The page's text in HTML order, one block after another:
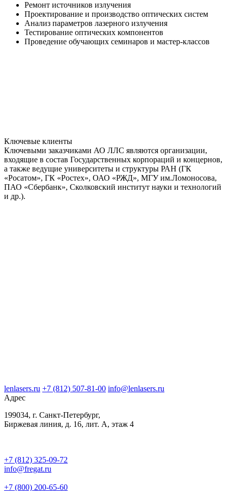
Ремонт источников излучения
Проектирование и производство оптических систем
Анализ параметров лазерного излучения
Тестирование оптических компонентов
Проведение обучающих семинаров и мастер-классов
Ключевые клиенты
Ключевыми заказчиками АО ЛЛС являются организации,
входящие в состав Государственных корпораций и концернов,
а также ведущие университеты и структуры РАН (ГК
«Росатом», ГК «Ростех», ОАО «РЖД», МГУ им.Ломоносова,
ПАО «Сбербанк», Сколковский институт науки и технологий
и др.).
lenlasers.ru +7 (812) 507-81-00 info@lenlasers.ru
Адрес
199034, г. Санкт-Петербург,
Биржевая линия, д. 16, лит. А, этаж 4
+7 (812) 325-09-72
info@fregat.ru
+7 (800) 200-65-60